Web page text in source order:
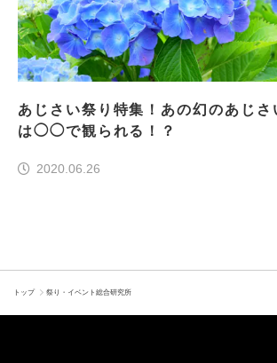
あじさい祭り特集！あの幻のあじさ
は◯◯で観られる！？
2020.06.26
トップ 祭り・イベント総合研究所